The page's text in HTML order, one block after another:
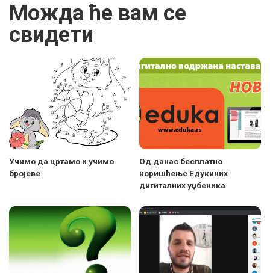
Можда ће вам се
свидети
Учимо да цртамо и учимо
бројеве
Од данас бесплатно
коришћење Едукиних
дигиталних уџбеника